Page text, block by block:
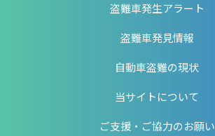
盗難車発生アラート
盗難車発見情報
自動車盗難の現状
当サイトについて
ご支援・ご協力のお願い